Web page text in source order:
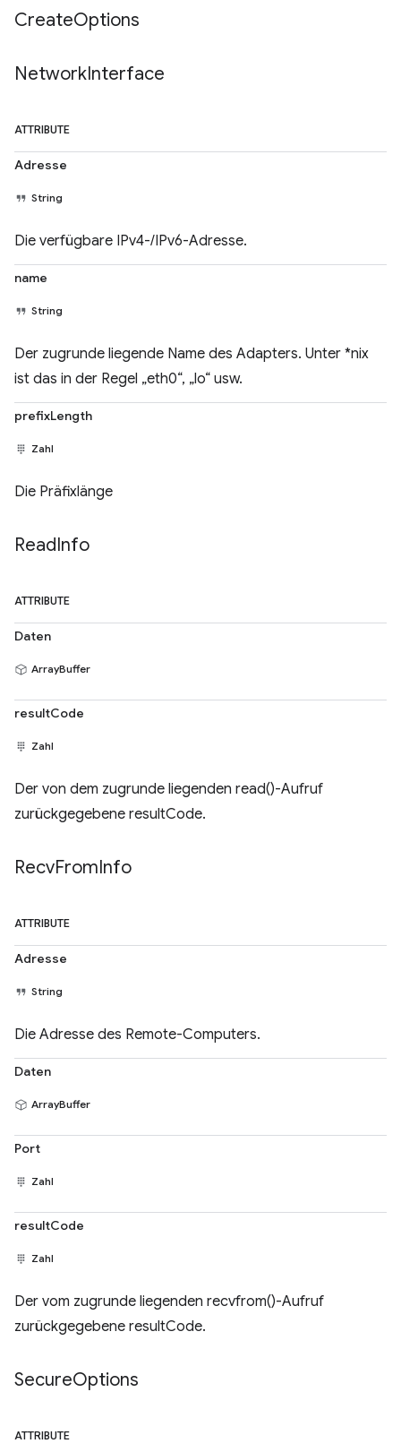
CreateOptions
NetworkInterface
ATTRIBUTE
Adresse
String
Die verfügbare IPv4-/IPv6-Adresse.
name
String
Der zugrunde liegende Name des Adapters. Unter *nix
ist das in der Regel „eth0“, „lo“ usw.
prefixLength
Zahl
Die Präfixlänge
ReadInfo
ATTRIBUTE
Daten
ArrayBuffer
resultCode
Zahl
Der von dem zugrunde liegenden read()-Aufruf
zurückgegebene resultCode.
RecvFromInfo
ATTRIBUTE
Adresse
String
Die Adresse des Remote-Computers.
Daten
ArrayBuffer
Port
Zahl
resultCode
Zahl
Der vom zugrunde liegenden recvfrom()-Aufruf
zurückgegebene resultCode.
SecureOptions
ATTRIBUTE